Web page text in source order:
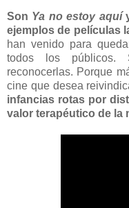
Son Ya no estoy aquí
ejemplos de películas
han venido para
todos los públicos.
reconocerlas. Porque
cine que desea
infancias rotas por
valor terapéutico de la